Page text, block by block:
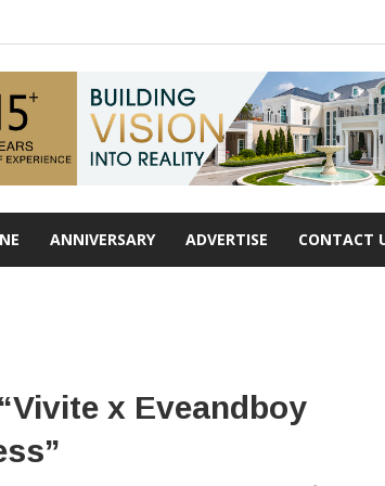
ANNIVERSARY ADVERTISE CONTACT
x Eveandboy